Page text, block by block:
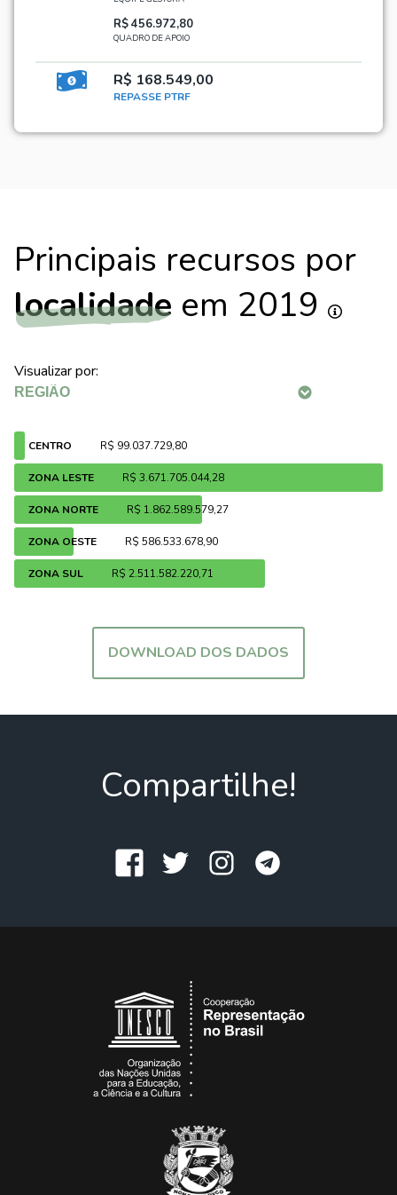
R$ 456.972,80
QUADRO DE APOIO
R$ 168.549,00
REPASSE PTRF
Principais recursos por
localidade em 2019
Visualizar por:
CENTRO R$ 99.037.729,80
ZONA LESTE R$ 3.671.705.044,28
ZONA NORTE R$ 1.862.589.579,27
ZONA OESTE R$ 586.533.678,90
ZONA SUL R$ 2.511.582.220,71
DOWNLOAD DOS DADOS
Compartilhe!